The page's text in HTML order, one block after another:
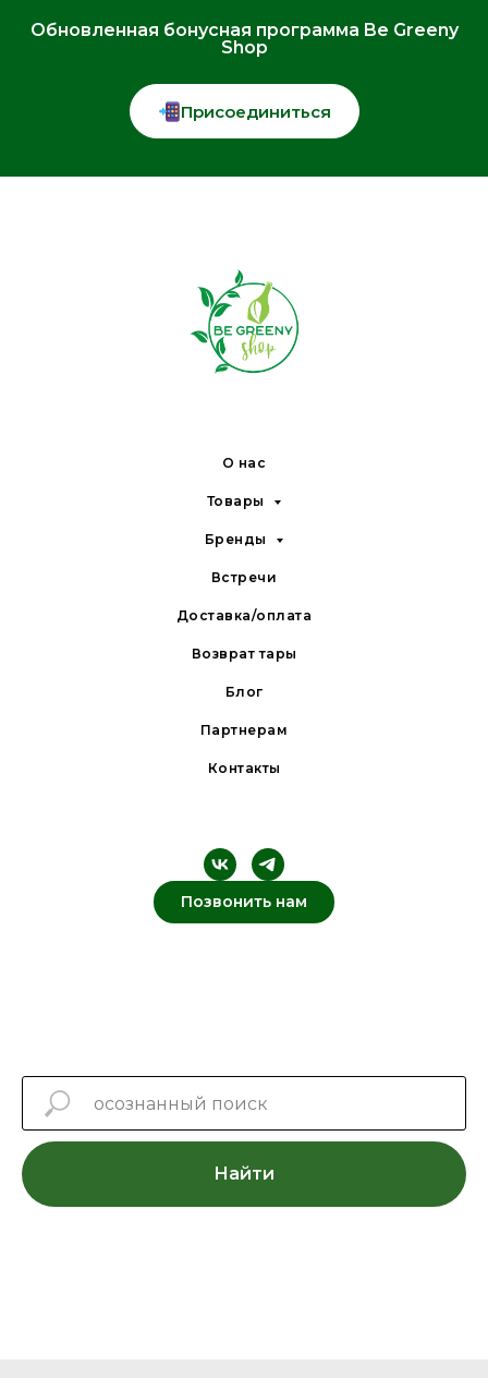
Обновленная бонусная программа Be Greeny
Shop
Присоединиться
О нас
Товары
Бренды
Встречи
Доставка/оплата
Возврат тары
Блог
Партнерам
Контакты
Позвонить нам
Найти